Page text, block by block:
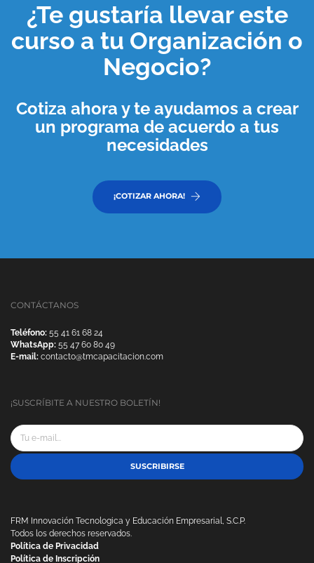
¿Te gustaría llevar este
curso a tu Organización o
Negocio?
Cotiza ahora y te ayudamos a crear
un programa de acuerdo a tus
necesidades
¡COTIZAR AHORA!
CONTÁCTANOS
Teléfono: 55 41 61 68 24
WhatsApp: 55 47 60 80 49
E-mail: contacto@tmcapacitacion.com
¡SUSCRÍBITE A NUESTRO BOLETÍN!
SUSCRIBIRSE
FRM Innovación Tecnologica y Educación Empresarial, S.C.P.
Todos los derechos reservados.
Política de Privacidad
Política de Inscripción